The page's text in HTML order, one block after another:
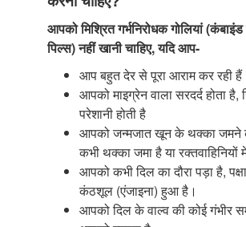
आपको मिश्रित गर्भनिरोधक गोलियां
पिल्स) नहीं खानी चाहिए, यदि आप-
आप बहुत देर से पूरा आराम कर रही हैं
आपको माइग्रेन वाला सरदर्द होता
परेशानी होती है
आपको जन्मजात खून के थक्का जमने
कभी थक्का जमा है या
आपको कभी दिल का दौरा पड़ा है,
कंठशूल (एंजाइना) हुआ है।
आपको दिल के वाल्व की कोई गंभीर